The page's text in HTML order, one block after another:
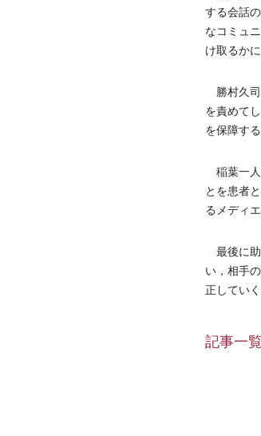
する会話
なコミュ
け取るか
勝村久司
を責めて
を保障す
稲葉一人
とを患者
るメディ
最後に助
い，相手
正してい
記事一覧